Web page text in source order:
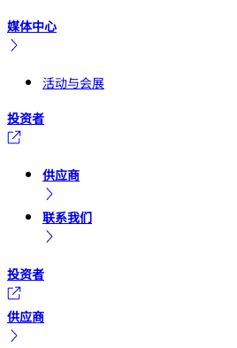
媒体中心
活动与会展
投资者
供应商
联系我们
投资者
供应商